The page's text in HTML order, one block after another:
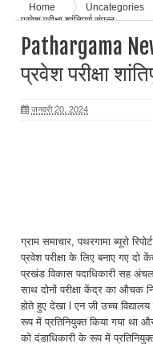
Home Uncategories
प्रवेश परीक्षा शांतिपूर्ण संपन्न
Pathargama
प्रवेश परीक्षा
जनवरी 20, 2024
ग्राम समाचार, पथरगामा ब्यूरो
प्रवेश परीक्षा के लिए बनाए गए दो
प्रखंड विकास पदाधिकारी सह
साथ दोनों परीक्षा केंद्र का औचक
होते हुए देखा l एन जी उच्च
रूप में प्रतिनियुक्त किया गया था
को दंडाधिकारी के रूप में